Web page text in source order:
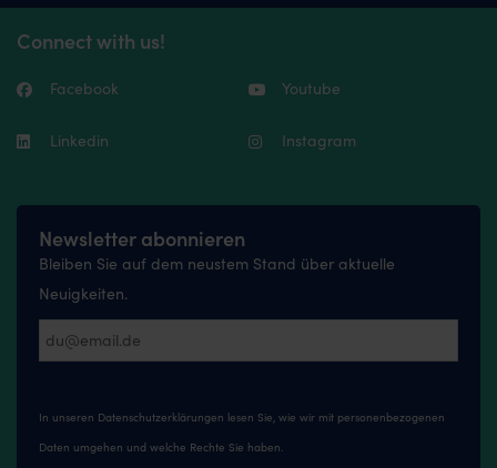
Connect with us!
Facebook Youtube
Linkedin Instagram
Newsletter abonnieren
Bleiben Sie auf dem neustem Stand über aktuelle
Neuigkeiten.
In unseren Datenschutzerklärungen lesen Sie, wie wir mit personenbezogenen
Daten umgehen und welche Rechte Sie haben.